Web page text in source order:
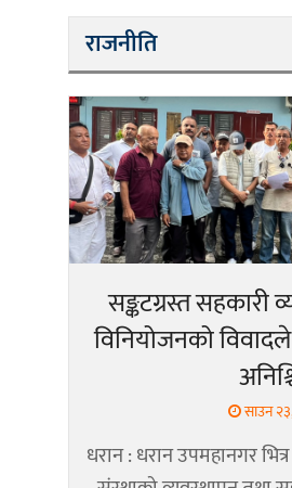
राजनीति
सङ्कटग्रस्त सहकारी
विनियोजनको
साउन
धरान : धरान उपमहानगर